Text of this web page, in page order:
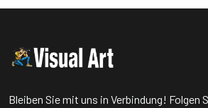
Bleiben Sie mit uns in Verbindung! Folgen